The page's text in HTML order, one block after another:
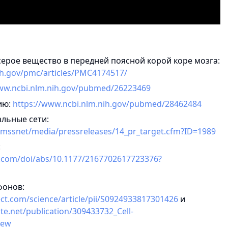
вещество в передней поясной корой коре мозга:
pmc/articles/PMC4174517/
pubmed/26223469
https://www.ncbi.nlm.nih.gov/pubmed/28462484
сети:
media/pressreleases/14_pr_target.cfm?ID=1989
doi/abs/10.1177/2167702617723376?
science/article/pii/S0924933817301426и
publication/309433732_Cell-